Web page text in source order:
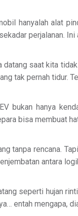
hanyalah alat
perjalanan.
datang saat kita
tak pernah tidur.
bukan hanya
bisa membuat
tanpa rencana.
antara
seperti hujan
entah mengapa,